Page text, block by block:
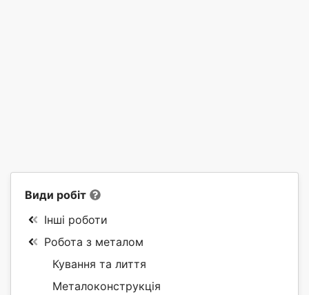
Види робіт
Інші роботи
Робота з металом
Кування та лиття
Металоконструкція